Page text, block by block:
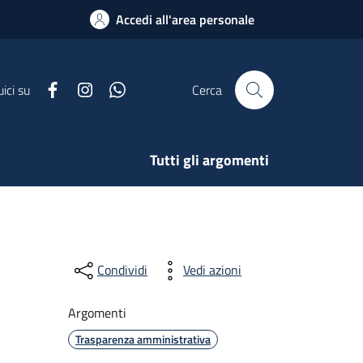
Accedi all'area personale
su FacebookInstagram Cerca
Tutti gli argomenti
Condividi Vedi azioni
Argomenti
Trasparenza amministrativa